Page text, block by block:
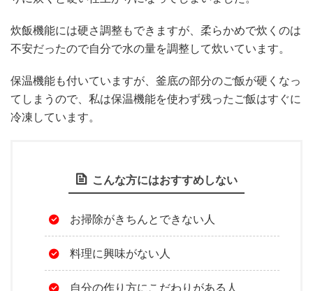
炊飯機能には硬さ調整もできますが、柔らかめで炊くのは
不安だったので自分で水の量を調整して炊いています。
保温機能も付いていますが、釜底の部分のご飯が硬くなっ
てしまうので、私は保温機能を使わず残ったご飯はすぐに
冷凍しています。
こんな方にはおすすめしない
お掃除がきちんとできない人
料理に興味がない人
自分の作り方にこだわりがある人